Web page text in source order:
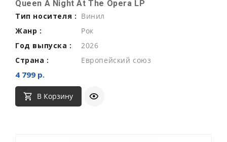
Queen A Night At The Opera LP
Тип носителя : Винил
Жанр :
Рок
Год выпуска :
2026
Страна :
Европейский союз
4 799 р.
В Корзину